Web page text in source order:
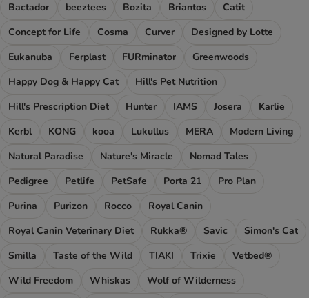
Bactador
beeztees Bozita Briantos
Catit
Concept for Life
Cosma Curver
Designed by Lotte
Eukanuba
Ferplast FURminator
Greenwoods
Happy Dog & Happy Cat
Hill's Pet Nutrition
Hill's Prescription Diet
Hunter IAMS Josera
Karlie
Kerbl
KONG kooa Lukullus MERA
Modern Living
Natural Paradise
Nature's Miracle
Nomad Tales
Pedigree
Petlife PetSafe Porta 21
Pro Plan
Purina
Purizon Rocco
Royal Canin
Royal Canin Veterinary Diet
Rukka® Savic
Simon's Cat
Smilla
Taste of the Wild TIAKI Trixie
Vetbed®
Wild Freedom
Whiskas
Wolf of Wilderness